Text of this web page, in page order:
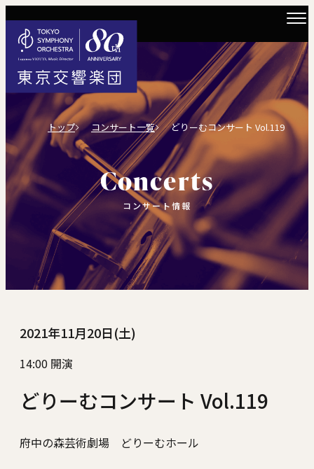
トップ コンサート一覧 どりーむコンサート Vol.119
Concerts
コンサート情報
2021年11月20日(土)
14:00 開演
どりーむコンサート Vol.119
府中の森芸術劇場 どりーむホール